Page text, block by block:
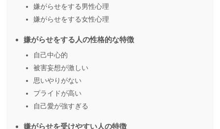
嫌がらせをする男性心理
嫌がらせをする女性心理
嫌がらせをする人の性格的な特徴
自己中心的
被害妄想が激しい
思いやりがない
プライドが高い
自己愛が強すぎる
嫌がらせを受けやすい人の特徴